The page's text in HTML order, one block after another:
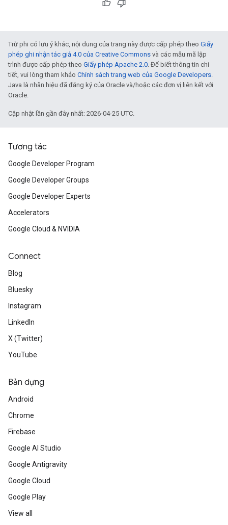
Trừ phi có lưu ý khác, nội dung của trang này được cấp phép theo Giấy
phép ghi nhận tác giả 4.0 của Creative Commons và các mẫu mã lập
trình được cấp phép theo Giấy phép Apache 2.0. Để biết thông tin chi
tiết, vui lòng tham khảo Chính sách trang web của Google Developers.
Java là nhãn hiệu đã đăng ký của Oracle và/hoặc các đơn vị liên kết với
Oracle.
Cập nhật lần gần đây nhất: 2026-04-25 UTC.
Tương tác
Google Developer Program
Google Developer Groups
Google Developer Experts
Accelerators
Google Cloud & NVIDIA
Connect
Blog
Bluesky
Instagram
LinkedIn
X (Twitter)
YouTube
Bản dựng
Android
Chrome
Firebase
Google AI Studio
Google Antigravity
Google Cloud
Google Play
View all